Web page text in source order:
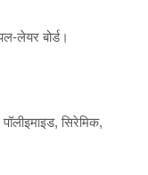
लेयर बोर्ड।
सिरेमिक,